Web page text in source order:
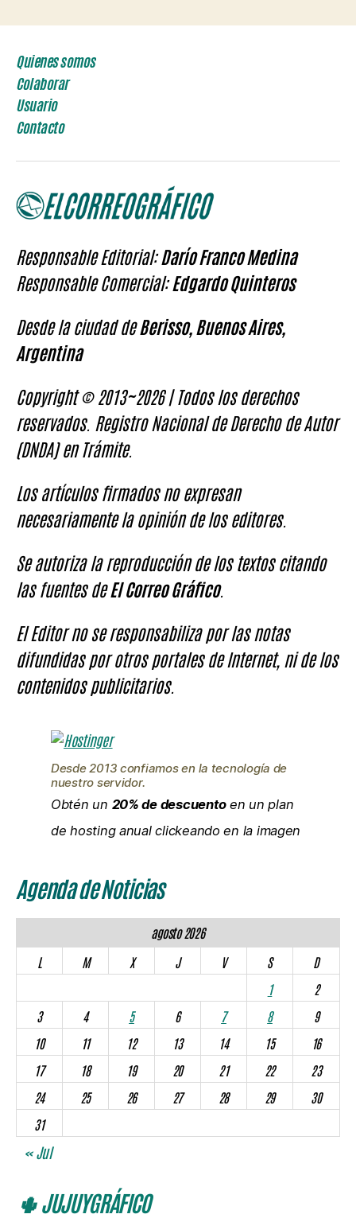
Quienes somos
Colaborar
Usuario
Contacto
Responsable Editorial:Darío Franco Medina
Responsable Comercial:Edgardo Quinteros
Desde la ciudad deBerisso, Buenos Aires,
Argentina
Copyright © 2013~2026 | Todos los derechos
reservados. Registro Nacional de Derecho de Autor
(DNDA) en Trámite.
Los artículos firmados no expresan
necesariamente la opinión de los editores.
Se autoriza la reproducción de los textos citando
las fuentes deEl Correo Gráfico.
El Editor no se responsabiliza por las notas
difundidas por otros portales de Internet, ni de los
contenidos publicitarios.
Desde 2013 confiamos en la tecnología de
nuestro servidor.
Obtén un 20% de descuentoen un plan
de hosting anual clickeando en la imagen
Agenda de Noticias
agosto 2026
L
M X J V S
D
1
2
3
4 5 6 7 8
9
10
11 12 13 14 15
16
17
18 19 20 21 22
23
24
25 26 27 28 29
30
31
« Jul
🌵 JUJUYGRÁFICO